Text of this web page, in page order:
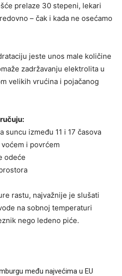
prelaze 30 stepeni, lekari
– čak i kada ne osećamo
jeste unos male količine
zadržavanju elektrolita u
velikih vrućina i pojačanog
suncu između 11 i 17 časova
i povrćem
odeće
rastu, najvažnije je slušati
na sobnoj temperaturi
nego ledeno piće.
među najvećima u EU